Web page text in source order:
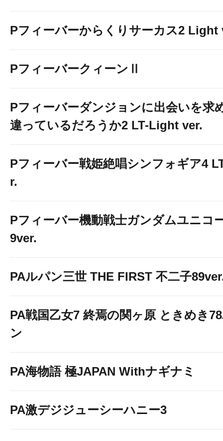
Pフィーバーからくりサーカス2 Light
PフィーバークィーンⅡ
Pフィーバーダンジョンに出会いを求
違っているだろうか2 LT-Light ver.
Pフィーバー戦姫絶唱シンフォギア4
r.
Pフィーバー機動戦士ガンダムユニコ
9ver.
PAルパン三世 THE FIRST 不二子
PA戦国乙女7 終焉の関ヶ原 ときめき
ン
PA海物語 極JAPAN Withナギナミ
PA激デジジューシーハニー3